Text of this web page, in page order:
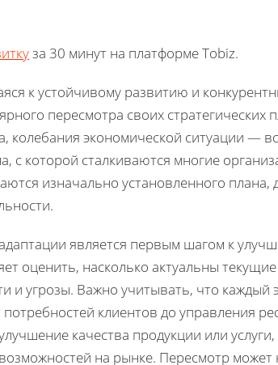
за 30 минут на платформе Tobiz.
к устойчивому развитию и
пересмотра своих
колебания экономической ситуации —
с которой сталкиваются многие
изначально установленного плана,
является первым шагом к
оценить, насколько актуальны
и угрозы. Важно учитывать, что каждый
клиентов до управления
качества продукции или
на рынке. Пересмотр может